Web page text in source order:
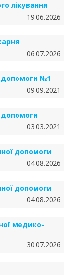
лікування
19.06.2026
06.07.2026
допомоги №1
09.09.2021
03.03.2021
допомоги
04.08.2026
допомоги
04.08.2026
медико-
30.07.2026